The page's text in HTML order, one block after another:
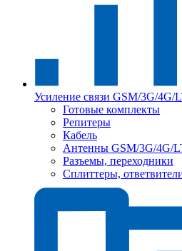
Усиление связи GSM/3G/4G/
Готовые комплекты
Репитеры
Кабель
Антенны GSM/3G/4G/
Разъемы, переходники
Сплиттеры,